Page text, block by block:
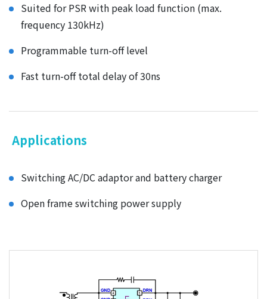
Suited for PSR with peak load function (max.
frequency 130kHz)
Programmable turn-off level
Fast turn-off total delay of 30ns
Applications
Switching AC/DC adaptor and battery charger
Open frame switching power supply